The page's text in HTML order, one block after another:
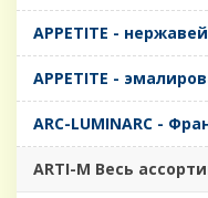
APPETITE -
APPETITE -
ARC-LUMINARC -
ARTI-M Весь